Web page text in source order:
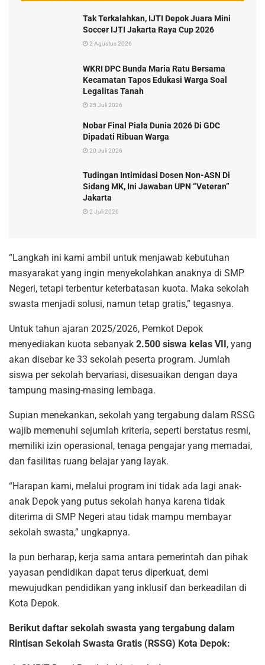
Tak Terkalahkan, IJTI Depok Juara Mini
Soccer IJTI Jakarta Raya Cup 2026
2 Agustus 2026
WKRI DPC Bunda Maria Ratu Bersama
Kecamatan Tapos Edukasi Warga Soal
Legalitas Tanah
25 Juli 2026
Nobar Final Piala Dunia 2026 Di GDC
Dipadati Ribuan Warga
20 Juli 2026
Tudingan Intimidasi Dosen Non-ASN Di
Sidang MK, Ini Jawaban UPN “Veteran”
Jakarta
2 Juli 2026
“Langkah ini kami ambil untuk menjawab kebutuhan
masyarakat yang ingin menyekolahkan anaknya di SMP
Negeri, tetapi terbentur keterbatasan kuota. Maka sekolah
swasta menjadi solusi, namun tetap gratis,” tegasnya.
Untuk tahun ajaran 2025/2026, Pemkot Depok
menyediakan kuota sebanyak 2.500 siswa kelas VII, yang
akan disebar ke 33 sekolah peserta program. Jumlah
siswa per sekolah bervariasi, disesuaikan dengan daya
tampung masing-masing lembaga.
Supian menekankan, sekolah yang tergabung dalam RSSG
wajib memenuhi sejumlah kriteria, seperti berstatus resmi,
memiliki izin operasional, tenaga pengajar yang memadai,
dan fasilitas ruang belajar yang layak.
“Harapan kami, melalui program ini tidak ada lagi anak-
anak Depok yang putus sekolah hanya karena tidak
diterima di SMP Negeri atau tidak mampu membayar
sekolah swasta,” ungkapnya.
Ia pun berharap, kerja sama antara pemerintah dan pihak
yayasan pendidikan dapat terus diperkuat, demi
mewujudkan pendidikan yang inklusif dan berkeadilan di
Kota Depok.
Berikut daftar sekolah swasta yang tergabung dalam
Rintisan Sekolah Swasta Gratis (RSSG) Kota Depok: